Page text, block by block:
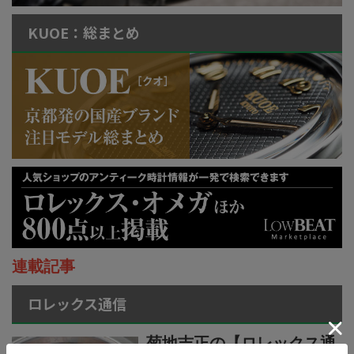
KUOE：総まとめ
連載記事
ロレックス通信
菊地吉正の【ロレックス通